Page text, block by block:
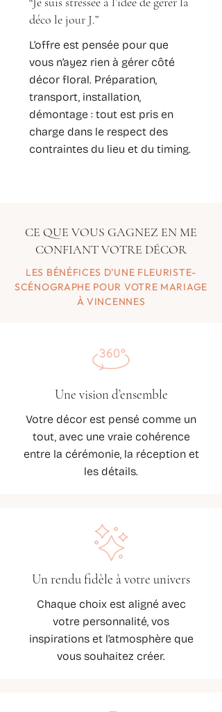
déco le jour J.”
L’offre est pensée pour que
vous n’ayez rien à gérer côté
décor floral. Préparation,
transport, installation,
démontage : tout est pris en
charge dans le respect des
contraintes du lieu et du timing.
CE QUE VOUS GAGNEZ EN ME
CONFIANT VOTRE DÉCOR
LES BÉNÉFICES D’UNE FLEURISTE-
SCÉNOGRAPHE POUR VOTRE MARIAGE
À VINCENNES
Une vision d’ensemble
Votre décor est pensé comme un
tout, avec une vraie cohérence
entre la cérémonie, la réception et
les détails.
Un rendu fidèle à votre univers
Chaque choix est aligné avec
votre personnalité, vos
inspirations et l’atmosphère que
vous souhaitez créer.